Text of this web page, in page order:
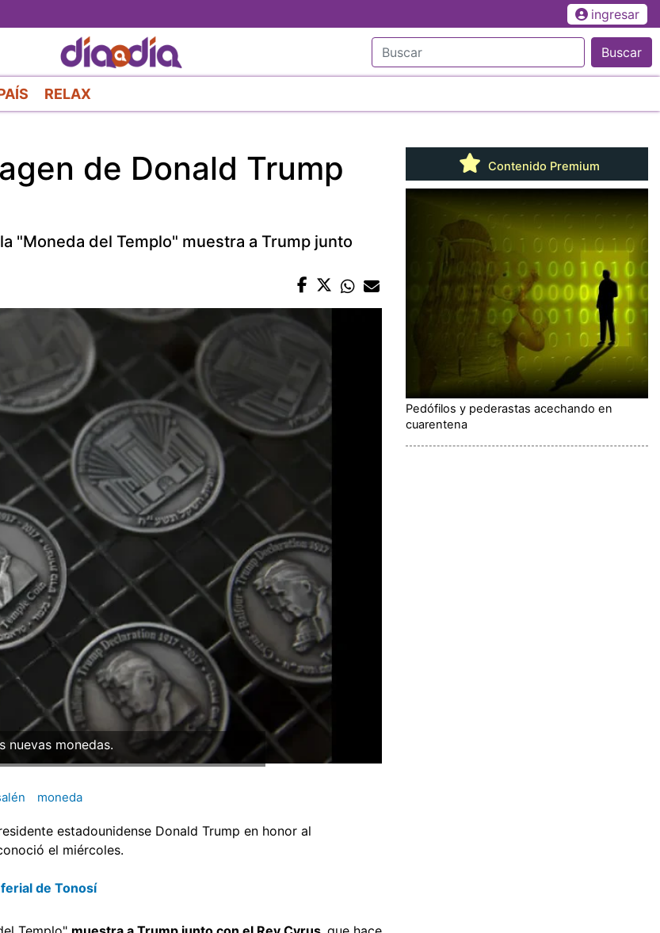
al
contenido
principal
ingresar
Buscar
RELAX
de Donald Trump
"Moneda del Templo" muestra a Trump junto
nuevas monedas.
moneda
estadounidense Donald Trump en honor al
el miércoles.
de Tonosí
Contenido Premium
Pedófilos y pederastas acechando en
cuarentena